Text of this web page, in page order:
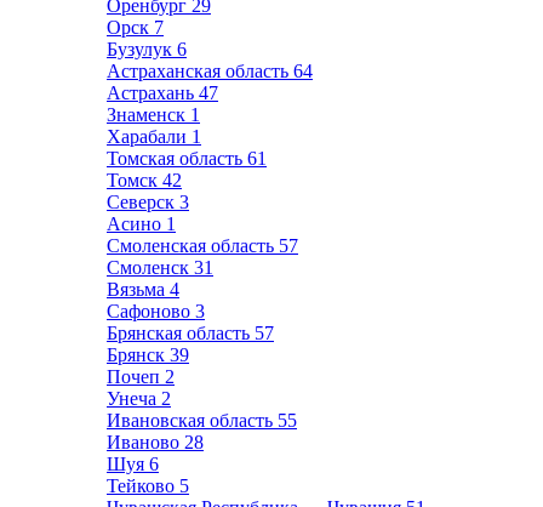
Оренбург 29
Орск 7
Бузулук 6
Астраханская область 64
Астрахань 47
Знаменск 1
Харабали 1
Томская область 61
Томск 42
Северск 3
Асино 1
Смоленская область 57
Смоленск 31
Вязьма 4
Сафоново 3
Брянская область 57
Брянск 39
Почеп 2
Унеча 2
Ивановская область 55
Иваново 28
Шуя 6
Тейково 5